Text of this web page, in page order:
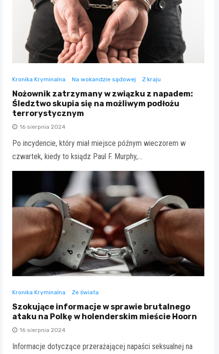
Kronika Kryminalna Na wokandzie sądowej Z kraju
Nożownik zatrzymany w związku z napadem:
Śledztwo skupia się na możliwym podłożu
terrorystycznym
16 sierpnia 2024
Po incydencie, który miał miejsce późnym wieczorem w
czwartek, kiedy to ksiądz Paul F. Murphy,…
Kronika Kryminalna Ze świata
Szokujące informacje w sprawie brutalnego
ataku na Polkę w holenderskim mieście Hoorn
16 sierpnia 2024
Informacje dotyczące przerażającej napaści seksualnej na